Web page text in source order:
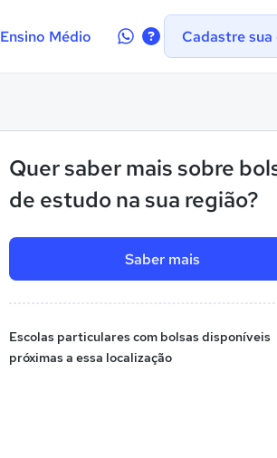
Ensino Médio
Contate-Cadastre sua
Quer saber mais sobre
de estudo na sua região?
Saber mais
Escolas particulares com bolsas disponíveis
próximas a essa localização